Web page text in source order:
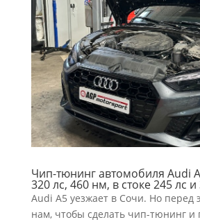
Чип-тюнинг автомобиля Audi
320 лс, 460 нм, в стоке 245 лс
Audi A5 уезжает в Сочи. Но перед
нам, чтобы сделать чип-тюнинг и